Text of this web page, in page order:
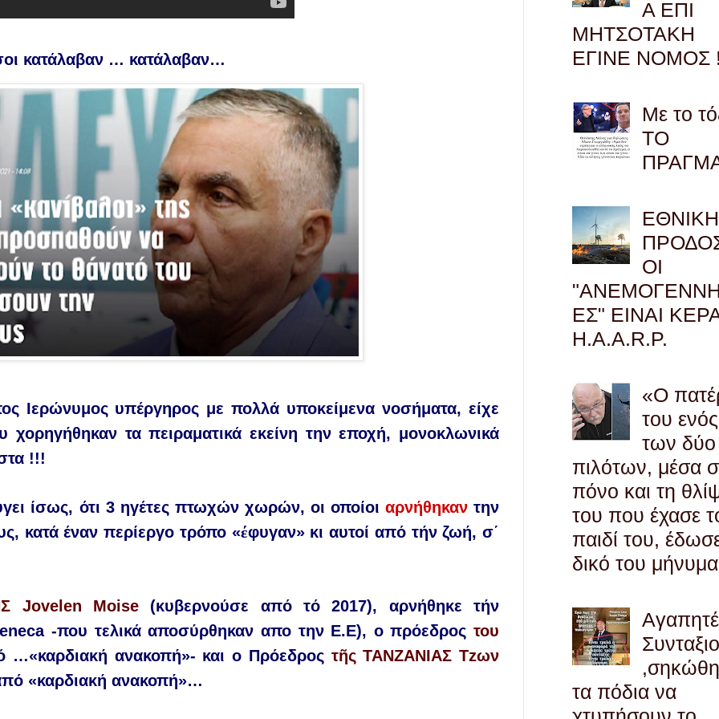
κατάλαβαν … κατάλαβαν…
Ιερώνυμοςυπέργηρος με πολλά υποκείμενα νοσήματα,είχε
χορηγήθηκαντα πειραματικά εκείνη την εποχή, μονοκλωνικά
!!!
ίσως, ότι 3 ηγέτες πτωχών χωρών, οι οποίοι αρνήθηκαν την
, κατάέναν περίεργο τρόπο«έφυγαν» κι αυτοί από τήν ζωή, σ΄
Jovelen Moise (κυβερνούσε από τό 2017), αρνήθηκε
τήν
-που τελικάαποσύρθηκαν απο την Ε.Ε), οπρόεδρος του
…«καρδιακή ανακοπή»- και ο Πρόεδρος τῆς ΤΑΝΖΑΝΙΑΣ Tzων
«καρδιακή ανακοπή»…
Α ΕΠΙ
ΜΗΤΣΟΤΑΚΗ
ΕΓΙΝΕ ΝΟΜΟΣ
Με το
ΤΟ
ΕΘΝΙΚΗ
ΟΙ
ΕΣ" ΕΙΝΑΙ
H.A.A.R.P.
«Ο
του
των δύο
πιλότων, μέσα
πόνο και τη
του που έχασε
παιδί του,
δικό του μήνυμα
Αγαπητέ
τα πόδια να